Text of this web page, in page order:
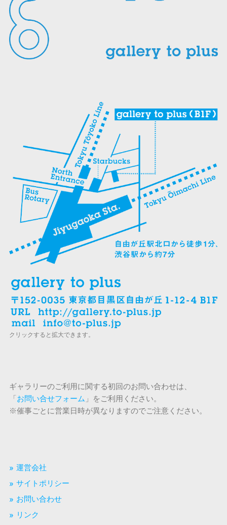
クリックすると拡大できます。
ギャラリーのご利用に関する初回のお問い合わせは、
「 お問い合せフォーム 」をご利用ください。
※催事ごとに営業日時が異なりますのでご注意ください。
運営会社
サイトポリシー
お問い合わせ
リンク